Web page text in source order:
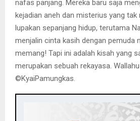
nafas panjang. Mereka baru saja
kejadian aneh dan misterius yang tak
lupakan sepanjang hidup, terutama
menjalin cinta kasih dengan pemuda
memang! Tapi ini adalah kisah yang
merupakan sebuah rekayasa.
©️KyaiPamungkas.